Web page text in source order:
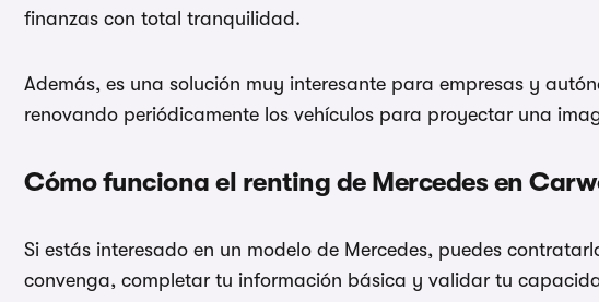
finanzas con total tranquilidad.
Además, es una solución muy interesante para empresas y
renovando periódicamente los vehículos para proyectar una
Cómo funciona el renting de Mercedes en
Si estás interesado en un modelo de Mercedes, puedes
convenga, completar tu información básica y validar tu